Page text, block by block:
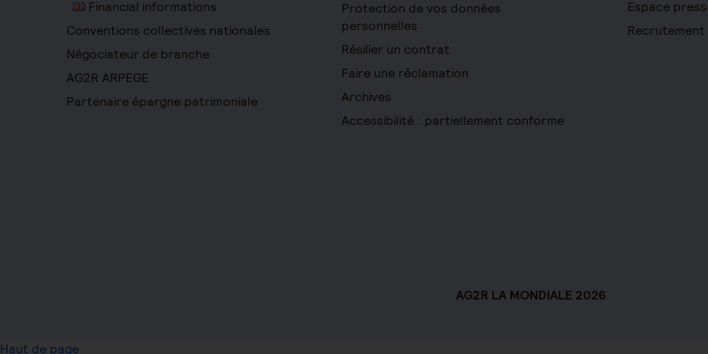
Financial informations
Conventions collectives nationales
Négociateur de branche
AG2R ARPEGE
Partenaire épargne patrimoniale
Protection de vos données
personnelles
Résilier un contrat
Faire une réclamation
Archives
Accessibilité : partiellement conforme
Espace
Recrutement
AG2R LA MONDIALE 2026
Haut de page